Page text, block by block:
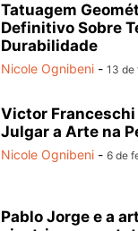
Tatuagem
Definitivo Sobre
Durabilidade
Nicole Ognibeni - 13 de
Victor Franceschi
Julgar a Arte na
Nicole Ognibeni - 6 de
Pablo Jorge e a